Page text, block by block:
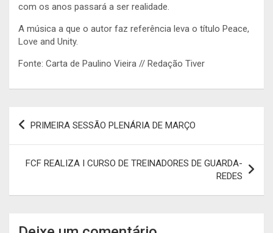
com os anos passará a ser realidade.
A música a que o autor faz referência leva o título Peace,
Love and Unity.
Fonte: Carta de Paulino Vieira // Redação Tiver
Navegação
PRIMEIRA SESSÃO PLENÁRIA DE MARÇO
FCF REALIZA I CURSO DE TREINADORES DE GUARDA-
REDES